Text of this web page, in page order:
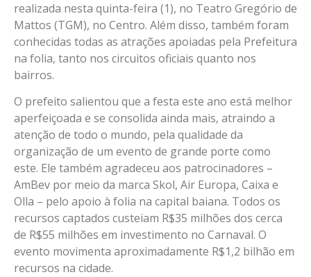
realizada nesta quinta-feira (1), no Teatro Gregório de
Mattos (TGM), no Centro. Além disso, também foram
conhecidas todas as atrações apoiadas pela Prefeitura
na folia, tanto nos circuitos oficiais quanto nos
bairros.
O prefeito salientou que a festa este ano está melhor
aperfeiçoada e se consolida ainda mais, atraindo a
atenção de todo o mundo, pela qualidade da
organização de um evento de grande porte como
este. Ele também agradeceu aos patrocinadores –
AmBev por meio da marca Skol, Air Europa, Caixa e
Olla – pelo apoio à folia na capital baiana. Todos os
recursos captados custeiam R$35 milhões dos cerca
de R$55 milhões em investimento no Carnaval. O
evento movimenta aproximadamente R$1,2 bilhão em
recursos na cidade.